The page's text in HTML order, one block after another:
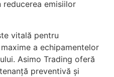
emisiilor
vitală pentru
a echipamentelor
Asimo Trading oferă
preventivă și